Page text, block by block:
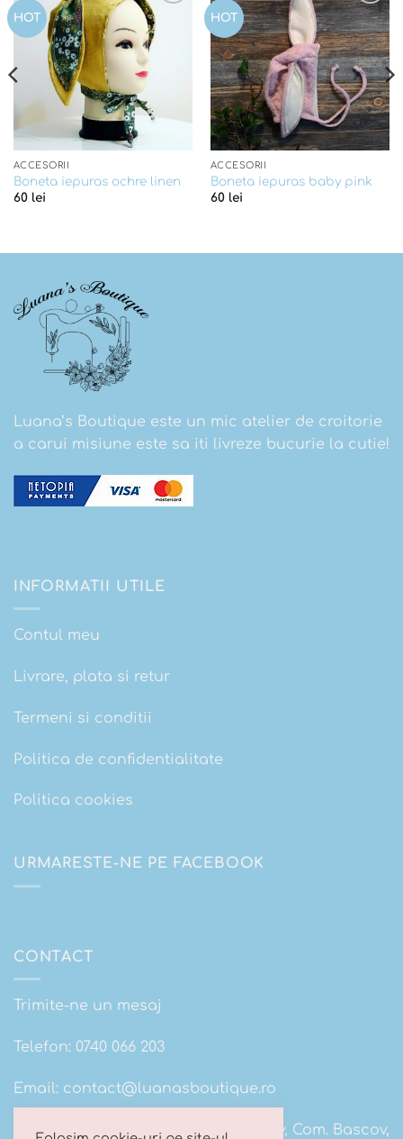
HOT
Add to
wishlist
ACCESORII
Boneta iepuras ochre linen
60 lei
HOT
Add to
wishlist
ACCESORII
Boneta iepuras baby pink
60 lei
Luana’s Boutique este un mic atelier de croitorie
a carui misiune este sa iti livreze bucurie la cutie!
INFORMATII UTILE
Contul meu
Livrare, plata si retur
Termeni si conditii
Politica de confidentialitate
Politica cookies
URMARESTE-NE PE FACEBOOK
CONTACT
Trimite-ne un mesaj
Telefon: 0740 066 203
Email: contact@luanasboutique.ro
Adresa: Str. Scolii nr 16B, Sat. Bascov, Com. Bascov,